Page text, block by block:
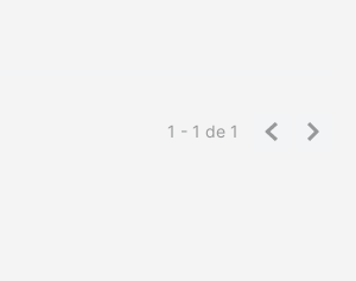
1 - 1de 1